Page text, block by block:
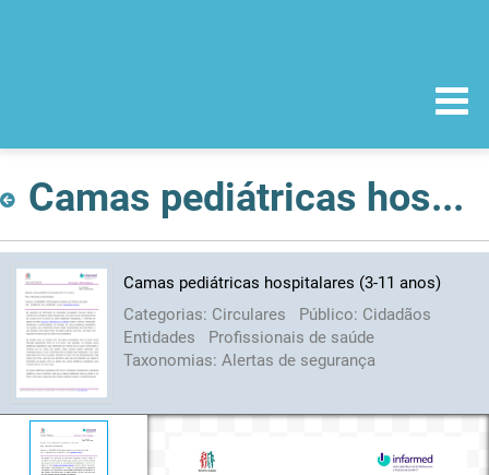
Camas pediátricas hospitalares (3-11 anos)
Camas pediátricas hospitalares (3-11 anos)
Categorias: Circulares Público: Cidadãos
Entidades
Profissionais de saúde
Taxonomias: Alertas de segurança